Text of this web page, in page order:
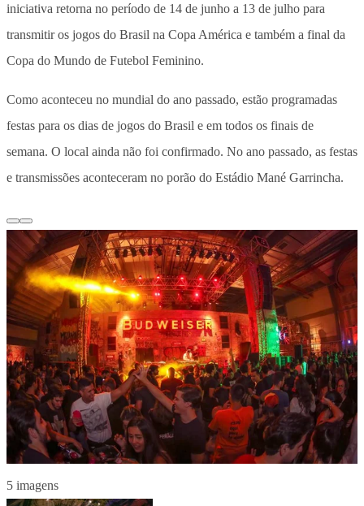
iniciativa retorna no período de 14 de junho a 13 de julho para
transmitir os jogos do Brasil na Copa América e também a final da
Copa do Mundo de Futebol Feminino.
Como aconteceu no mundial do ano passado, estão programadas
festas para os dias de jogos do Brasil e em todos os finais de
semana. O local ainda não foi confirmado. No ano passado, as festas
e transmissões aconteceram no porão do Estádio Mané Garrincha.
5 imagens